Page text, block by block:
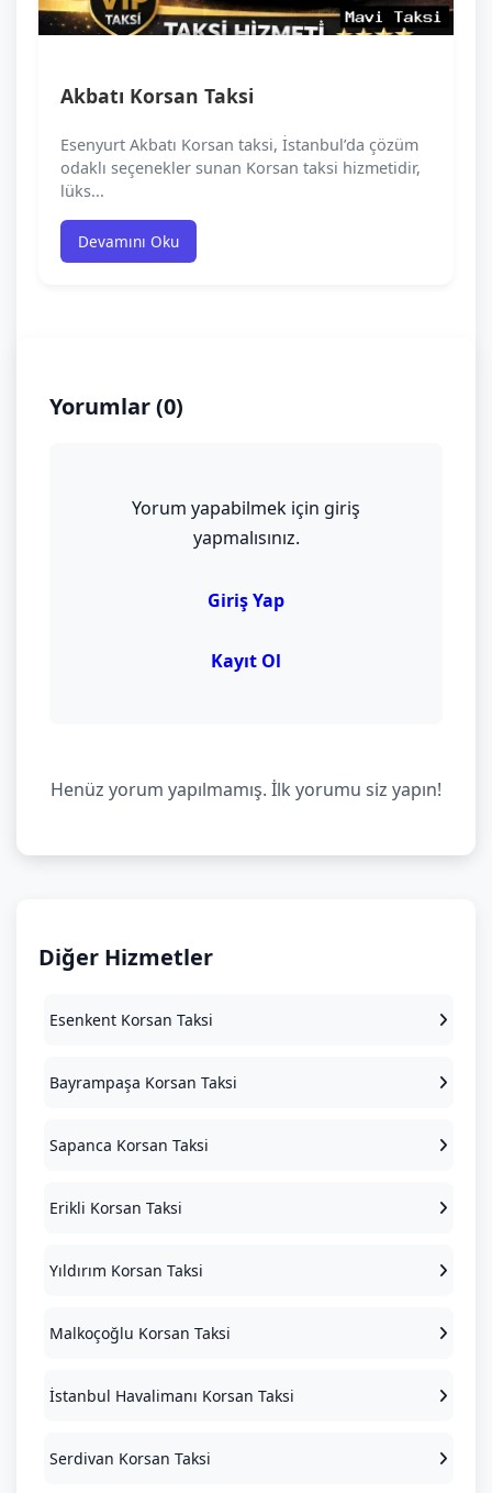
Akbatı Korsan Taksi
Esenyurt Akbatı Korsan taksi, İstanbul’da çözüm
odaklı seçenekler sunan Korsan taksi hizmetidir,
lüks...
Devamını Oku
Yorumlar (0)
Yorum yapabilmek için giriş
yapmalısınız.
Giriş Yap
Kayıt Ol
Henüz yorum yapılmamış. İlk yorumu siz yapın!
Diğer Hizmetler
Esenkent Korsan Taksi
Bayrampaşa Korsan Taksi
Sapanca Korsan Taksi
Erikli Korsan Taksi
Yıldırım Korsan Taksi
Malkoçoğlu Korsan Taksi
İstanbul Havalimanı Korsan Taksi
Serdivan Korsan Taksi